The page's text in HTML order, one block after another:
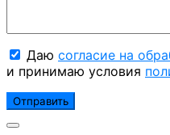
Даю согласие на
и принимаю условия